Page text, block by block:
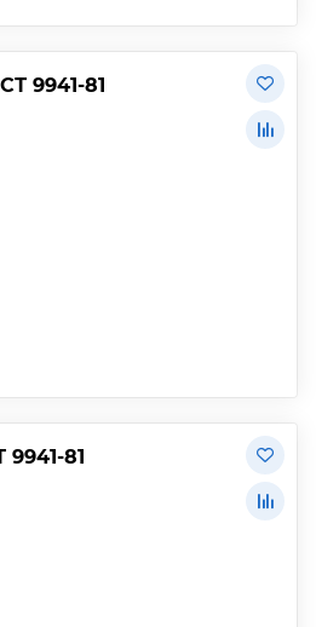
9941-81
81